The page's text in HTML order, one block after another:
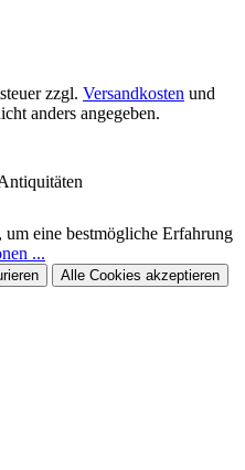
zzgl. Versandkosten und
anders angegeben.
eine bestmögliche Erfahrung
...
Alle Cookies akzeptieren